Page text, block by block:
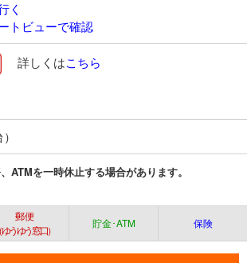
く
トビューで確認
ゆうゆう
詳しくはこちら
ATMを一時休止する場合があります。
郵便
（ゆうゆう窓口）
貯金･ATM 保険